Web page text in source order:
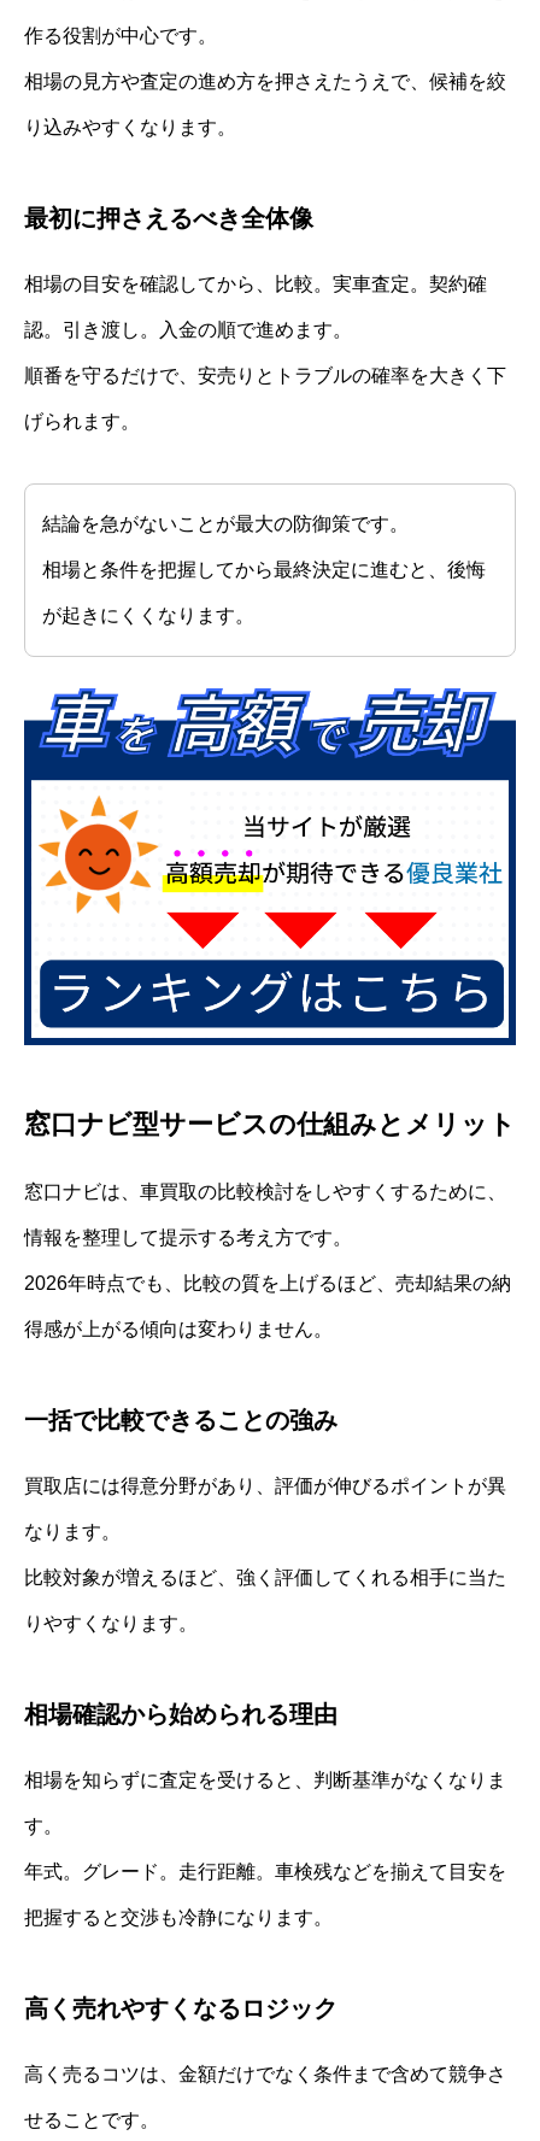
作る役割が中心です。
相場の見方や査定の進め方を押さえたうえで、候補を絞
り込みやすくなります。
最初に押さえるべき全体像
相場の目安を確認してから、比較。実車査定。契約確
認。引き渡し。入金の順で進めます。
順番を守るだけで、安売りとトラブルの確率を大きく下
げられます。
結論を急がないことが最大の防御策です。
相場と条件を把握してから最終決定に進むと、後悔
が起きにくくなります。
窓口ナビ型サービスの仕組みとメリット
窓口ナビは、車買取の比較検討をしやすくするために、
情報を整理して提示する考え方です。
2026年時点でも、比較の質を上げるほど、売却結果の納
得感が上がる傾向は変わりません。
一括で比較できることの強み
買取店には得意分野があり、評価が伸びるポイントが異
なります。
比較対象が増えるほど、強く評価してくれる相手に当た
りやすくなります。
相場確認から始められる理由
相場を知らずに査定を受けると、判断基準がなくなりま
す。
年式。グレード。走行距離。車検残などを揃えて目安を
把握すると交渉も冷静になります。
高く売れやすくなるロジック
高く売るコツは、金額だけでなく条件まで含めて競争さ
せることです。